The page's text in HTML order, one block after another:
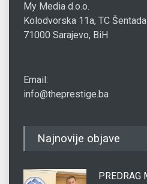
My Media d.o.o.
Kolodvorska 11a, TC
71000 Sarajevo, BiH
Email:
info@theprestige.ba
Najnovije objave
PREDRAG